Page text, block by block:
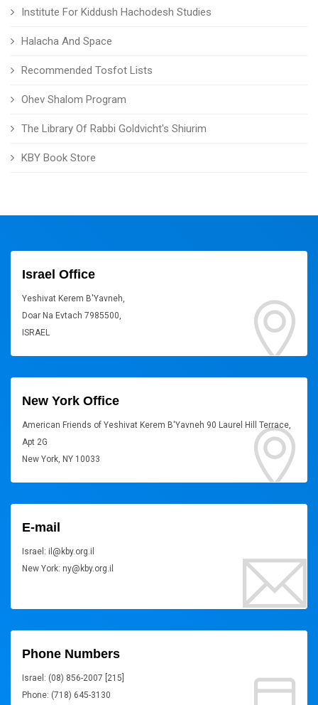
Institute For Kiddush Hachodesh Studies
Halacha And Space
Recommended Tosfot Lists
Ohev Shalom Program
The Library Of Rabbi Goldvicht's Shiurim
KBY Book Store
Israel Office
Yeshivat Kerem B'Yavneh,
Doar Na Evtach 7985500,
ISRAEL
New York Office
American Friends of Yeshivat Kerem B'Yavneh 90 Laurel Hill Terrace,
Apt 2G
New York, NY 10033
E-mail
Israel: il@kby.org.il
New York: ny@kby.org.il
Phone Numbers
Israel: (08) 856-2007 [215]
Phone: (718) 645-3130